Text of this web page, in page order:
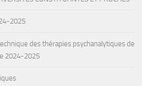
2025
des thérapies psychanalytiques de
2024-2025